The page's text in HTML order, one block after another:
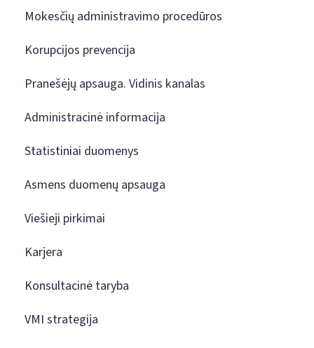
Mokesčių administravimo procedūros
Korupcijos prevencija
Pranešėjų apsauga. Vidinis kanalas
Administracinė informacija
Statistiniai duomenys
Asmens duomenų apsauga
Viešieji pirkimai
Karjera
Konsultacinė taryba
VMI strategija